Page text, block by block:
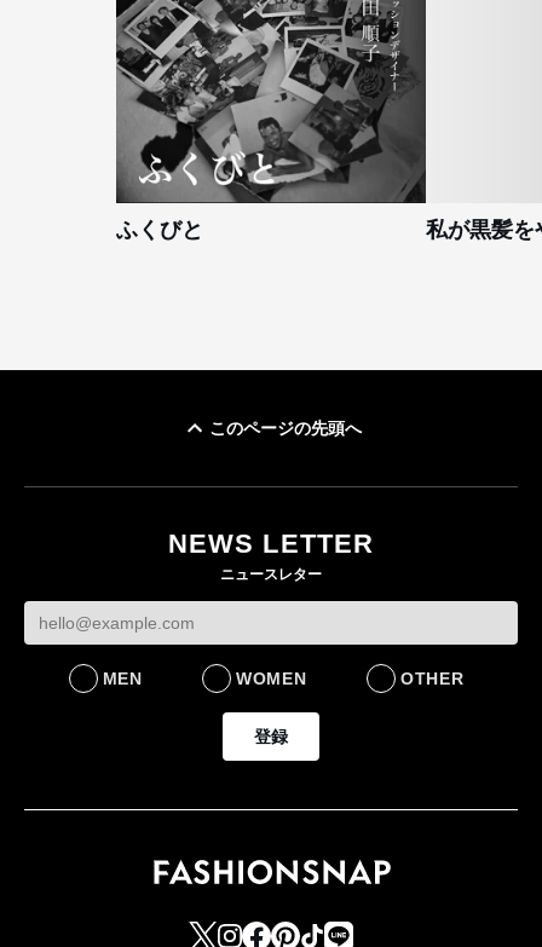
ふくびと 私が黒髪を
このページの先頭へ
NEWS LETTER
ニュースレター
MEN WOMEN OTHER
登録